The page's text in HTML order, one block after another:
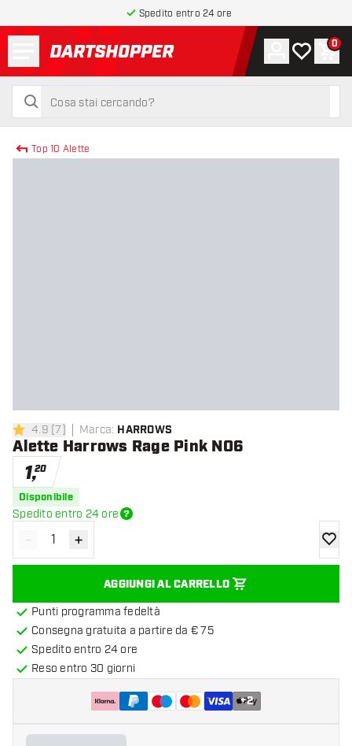
Spedito entro 24 ore
torna alla home page
cerca
cerca
Account
La mia0
Top 10 Alette
4.9 stelle di valutazione
4.9 [7] Marca: HARROWS
Alette Harrows Rage Pink NO6
1,20
Disponibile
Spedito entro 24 ore
Diminuisci quantità
- Aumenta quantità
+
AGGIUNGI AL CARRELLO
Punti programma fedeltà
Consegna gratuita a partire da € 75
Spedito entro 24 ore
Reso entro 30 giorni
+2